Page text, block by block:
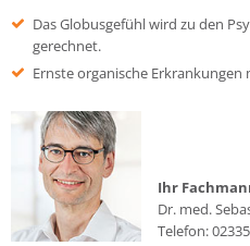
Das Globusgefühl wird zu den
gerechnet.
Ernste organische Erkrankungen
Ihr
Dr. med.
Telefon: